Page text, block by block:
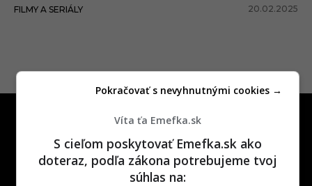
a
FILMY A SERIÁLY 20.02.2025
Víta ťa Emefka.sk
S cieľom poskytovať Emefka.sk ako
doteraz, podľa zákona potrebujeme tvoj
súhlas na:
Pokračovať s nevyhnutnými cookies →